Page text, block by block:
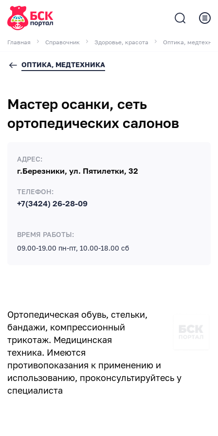
Главная Справочник Здоровье, красота Оптика,
ОПТИКА, МЕДТЕХНИКА
Мастер осанки, сеть
ортопедических салонов
АДРЕС:
г.Березники, ул. Пятилетки, 32
ТЕЛЕФОН:
+7(3424) 26-28-09
ВРЕМЯ РАБОТЫ:
09.00-19.00 пн-пт, 10.00-18.00 сб
Ортопедическая обувь, стельки,
бандажи, компрессионный
трикотаж. Медицинская
техника. Имеются
противопоказания к применению и
использованию, проконсультируйтесь у
специалиста